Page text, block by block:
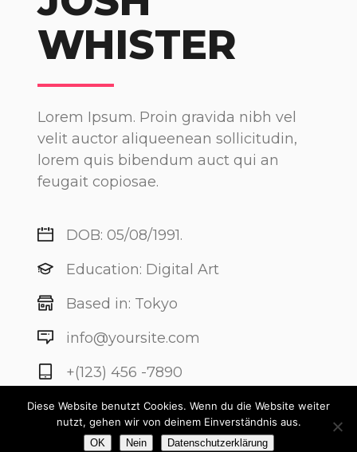
WHISTER
Lorem Ipsum. Proin gravida nibh vel
velit auctor aliqueenean sollicitudin,
lorem quis bibendum auct qui an
feugait copiosae.
DOB: 05/08/1991.
Education: Digital Art
Based in: Tokyo
info@yoursite.com
+(123) 456 -7890
Download Resume
Diese Website benutzt Cookies. Wenn du die Website weiter
nutzt, gehen wir von deinem Einverständnis aus.
OK Nein Datenschutzerklärung